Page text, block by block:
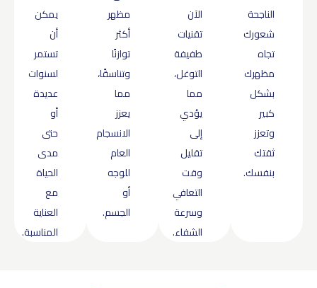
الناجحة
شعورك
تجاه
مظهرك
بشكل
كبير
وتعزز
ثقتك
بنفسك.
الآن
تقنيات
طفيفة
التوغل،
مما
يؤدي
إلى
تقليل
وقت
التعافي
وسرعة
الشفاء.
مظهر
أكثر
توازنًا
وتناسقًا،
مما
يعزز
الانسجام
العام
للوجه
أو
الجسم.
يمكن
أن
تستمر
لسنوات
عديدة
أو
حتى
مدى
الحياة
مع
العناية
المناسبة.